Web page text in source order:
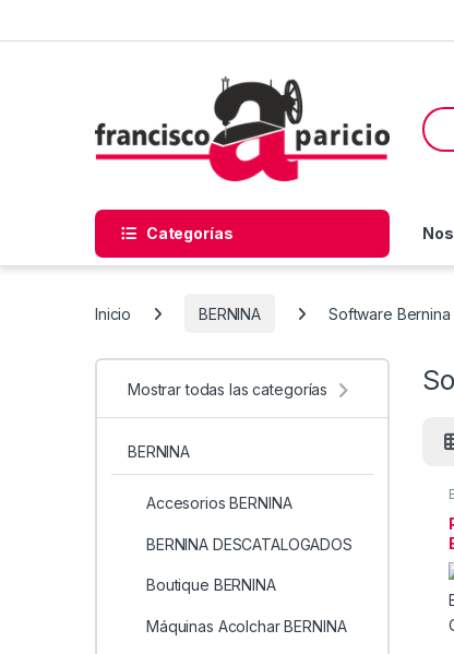
Categorías
Inicio BERNINA Software Bernina
Mostrar todas las categorías
BERNINA
Accesorios BERNINA
BERNINA DESCATALOGADOS
Boutique BERNINA
Máquinas Acolchar BERNINA